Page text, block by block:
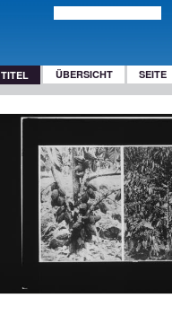
TITEL ÜBERSICHT SEITE